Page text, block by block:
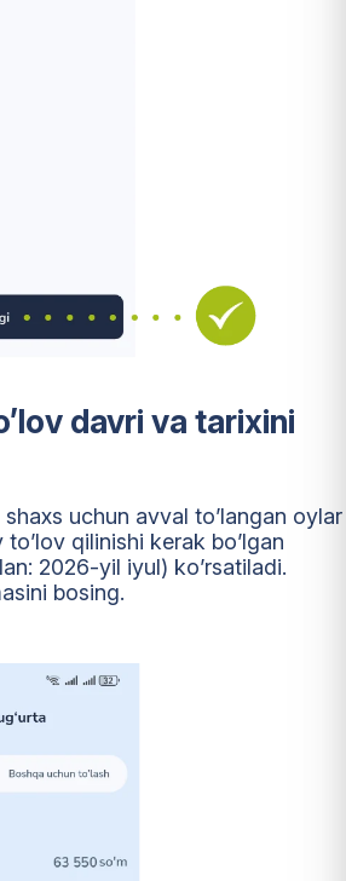
davri va tarixini
uchun avval to’langan oylar
to’lov qilinishi kerak bo’lgan
2026-yil iyul) ko’rsatiladi.
bosing.